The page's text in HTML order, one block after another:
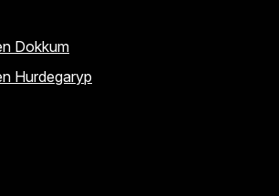
Dokkum
Hurdegaryp